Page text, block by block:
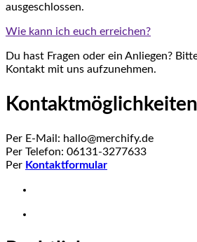
ausgeschlossen.
Wie kann ich euch erreichen?
Du hast Fragen oder ein Anliegen?
Kontakt mit uns aufzunehmen.
Kontaktmöglichkeiten
Per E-Mail: hallo@merchify.de
Per Telefon: 06131-3277633
Per Kontaktformular